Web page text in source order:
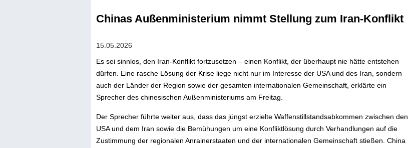
Chinas Außenministerium nimmt Stellung zum Iran-Konflikt
15.05.2026
Es sei sinnlos, den Iran-Konflikt fortzusetzen – einen Konflikt, der überhaupt nie hätte entstehen
dürfen. Eine rasche Lösung der Krise liege nicht nur im Interesse der USA und des Iran, sondern
auch der Länder der Region sowie der gesamten internationalen Gemeinschaft, erklärte ein
Sprecher des chinesischen Außenministeriums am Freitag.
Der Sprecher führte weiter aus, dass das jüngst erzielte Waffenstillstandsabkommen zwischen den
USA und dem Iran sowie die Bemühungen um eine Konfliktlösung durch Verhandlungen auf die
Zustimmung der regionalen Anrainerstaaten und der internationalen Gemeinschaft stießen. China